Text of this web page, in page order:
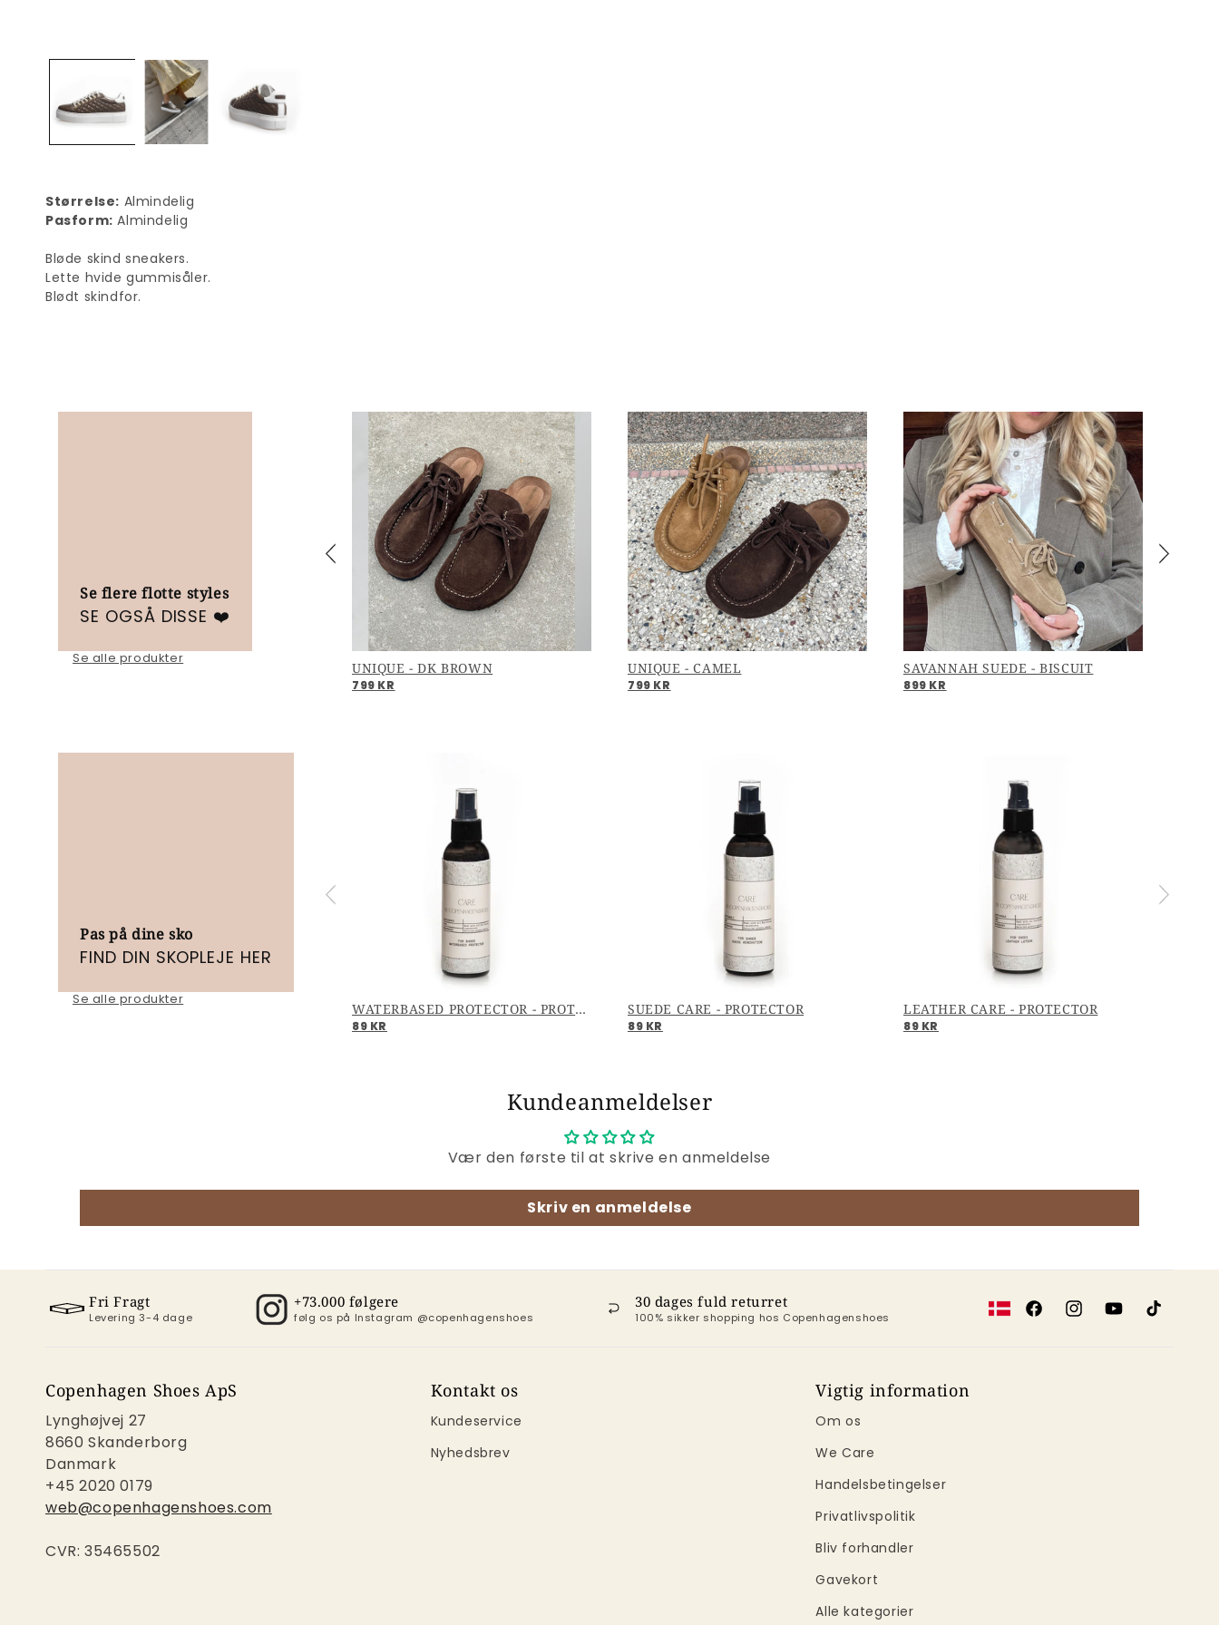
Størrelse: Almindelig
Pasform: Almindelig
Bløde skind sneakers.
Lette hvide gummisåler.
Blødt skindfor.
Se flere flotte styles
SE OGSÅ DISSE ❤️
Se alle produkter
UNIQUE - DK BROWN
799 KR
UNIQUE - CAMEL
799 KR
SAVANNAH SUEDE - BISCUIT
899 KR
FREAK OUT - Light rose
Pas på dine sko
FIND DIN SKOPLEJE HER
Se alle produkter
WATERBASED PROTECTOR - PROTECTOR
89 KR
SUEDE CARE - PROTECTOR
89 KR
LEATHER CARE - PROTECTOR
89 KR
Kundeanmeldelser
Vær den første til at skrive en anmeldelse
Skriv en anmeldelse
Fri Fragt
Levering 3-4 dage
+73.000 følgere
følg os på Instagram @copenhagenshoes
30 dages fuld returret
100% sikker shopping hos Copenhagenshoes FacebookInstagramYouTubeTikTok
Copenhagen Shoes ApS
Lynghøjvej 27
8660 Skanderborg
Danmark
+45 2020 0179
web@copenhagenshoes.com
CVR: 35465502
Kontakt os
Kundeservice
Nyhedsbrev
Vigtig information
Om os
We Care
Handelsbetingelser
Privatlivspolitik
Bliv forhandler
Gavekort
Alle kategorier
Sms
Mobil nummer hvis du gerne vilmodtage info- og marketing-
sms'er fra Copenhagenshoes.
Privacy Policy&Terms .
Jeg glæder mig til at blive en del af
Copenhagenshoes sko univers
og sms, hvis valgt. Læs mere på vores